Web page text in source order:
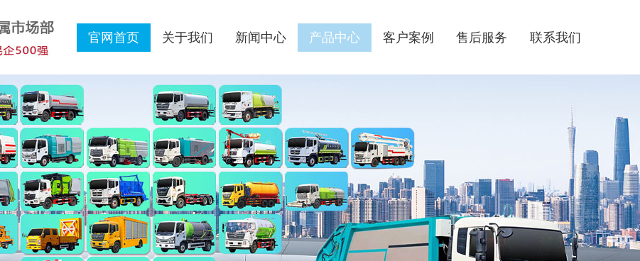
官网首页 关于我们 新闻中心 产品中心 客户案例 售后服务 联系我们